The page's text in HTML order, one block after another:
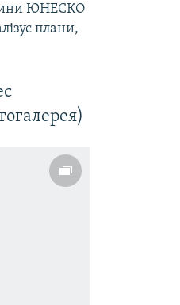
ЮНЕСКО
плани,